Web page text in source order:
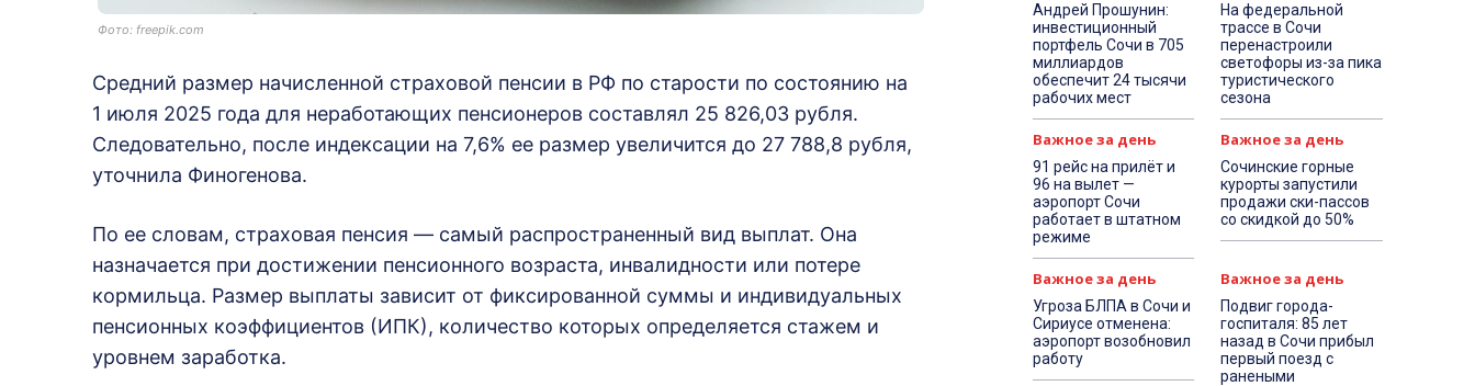
Фото: freepik.com
Средний размер начисленной страховой пенсии в РФ по старости по состоянию на
1 июля 2025 года для неработающих пенсионеров составлял 25 826,03 рубля.
Следовательно, после индексации на 7,6% ее размер увеличится до 27 788,8 рубля,
уточнила Финогенова.
По ее словам, страховая пенсия — самый распространенный вид выплат. Она
назначается при достижении пенсионного возраста, инвалидности или потере
кормильца. Размер выплаты зависит от фиксированной суммы и индивидуальных
пенсионных коэффициентов (ИПК), количество которых определяется стажем и
уровнем заработка.
Андрей Прошунин:
инвестиционный
портфель Сочи в 705
миллиардов
обеспечит 24 тысячи
рабочих мест
На федеральной
трассе в Сочи
перенастроили
светофоры из-за пика
туристического
сезона
Важное за день
91 рейс на прилёт и
96 на вылет —
аэропорт Сочи
работает в штатном
режиме
Важное за день
Сочинские горные
курорты запустили
продажи ски-пассов
со скидкой до 50%
Важное за день
Угроза БЛПА в Сочи и
Сириусе отменена:
аэропорт возобновил
работу
Важное за день
Подвиг города-
госпиталя: 85 лет
назад в Сочи прибыл
первый поезд с
ранеными